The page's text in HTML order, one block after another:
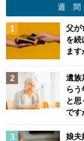
週 間
父が
を続
ます
遺族
らう
と思
です
娘夫